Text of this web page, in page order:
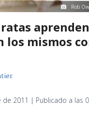
Rob
los mismos
de 2011 | Publicado a las